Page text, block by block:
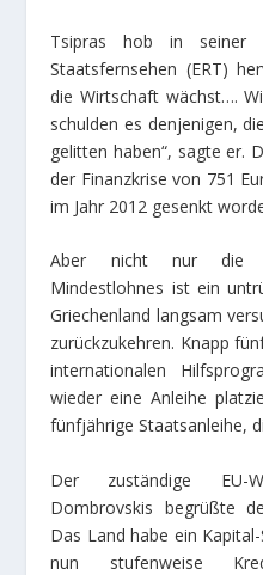
Tsipras hob in seiner
Staatsfernsehen (ERT)
die Wirtschaft wächst….
schulden es denjenigen,
gelitten haben“, sagte er.
der Finanzkrise von 751
im Jahr 2012 gesenkt
Aber nicht nur die
Mindestlohnes ist ein
Griechenland langsam
zurückzukehren. Knapp
internationalen
wieder eine Anleihe
fünfjährige Staatsanleihe,
Der zuständige EU-
Dombrovskis begrüßte
Das Land habe ein
nun stufenweise